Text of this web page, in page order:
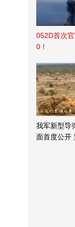
052D首次
0！
我军新型导
面首度公开